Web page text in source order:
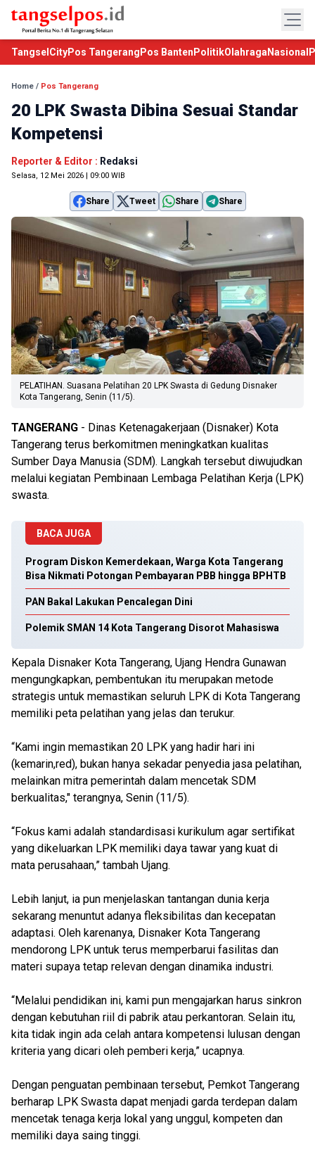
TangselCityPos Tangerang Pos Banten PolitikOlahraga Nasional
Home / Pos Tangerang
20 LPK Swasta Dibina Sesuai Standar
Kompetensi
Reporter & Editor : Redaksi
Selasa, 12 Mei 2026 | 09:00 WIB
Share Tweet Share Share
PELATIHAN. Suasana Pelatihan 20 LPK Swasta di Gedung Disnaker
Kota Tangerang, Senin (11/5).
TANGERANG - Dinas Ketenagakerjaan (Disnaker) Kota
Tangerang terus berkomitmen meningkatkan kualitas
Sumber Daya Manusia (SDM). Langkah tersebut diwujudkan
melalui kegiatan Pembinaan Lembaga Pelatihan Kerja (LPK)
swasta.
BACA JUGA
Program Diskon Kemerdekaan, Warga Kota Tangerang
Bisa Nikmati Potongan Pembayaran PBB hingga BPHTB
PAN Bakal Lakukan Pencalegan Dini
Polemik SMAN 14 Kota Tangerang Disorot Mahasiswa
Kepala Disnaker Kota Tangerang, Ujang Hendra Gunawan
mengungkapkan, pembentukan itu merupakan metode
strategis untuk memastikan seluruh LPK di Kota Tangerang
memiliki peta pelatihan yang jelas dan terukur.
“Kami ingin memastikan 20 LPK yang hadir hari ini
(kemarin,red), bukan hanya sekadar penyedia jasa pelatihan,
melainkan mitra pemerintah dalam mencetak SDM
berkualitas," terangnya, Senin (11/5).
“Fokus kami adalah standardisasi kurikulum agar sertifikat
yang dikeluarkan LPK memiliki daya tawar yang kuat di
mata perusahaan,” tambah Ujang.
Lebih lanjut, ia pun menjelaskan tantangan dunia kerja
sekarang menuntut adanya fleksibilitas dan kecepatan
adaptasi. Oleh karenanya, Disnaker Kota Tangerang
mendorong LPK untuk terus memperbarui fasilitas dan
materi supaya tetap relevan dengan dinamika industri.
“Melalui pendidikan ini, kami pun mengajarkan harus sinkron
dengan kebutuhan riil di pabrik atau perkantoran. Selain itu,
kita tidak ingin ada celah antara kompetensi lulusan dengan
kriteria yang dicari oleh pemberi kerja,” ucapnya.
Dengan penguatan pembinaan tersebut, Pemkot Tangerang
berharap LPK Swasta dapat menjadi garda terdepan dalam
mencetak tenaga kerja lokal yang unggul, kompeten dan
memiliki daya saing tinggi.